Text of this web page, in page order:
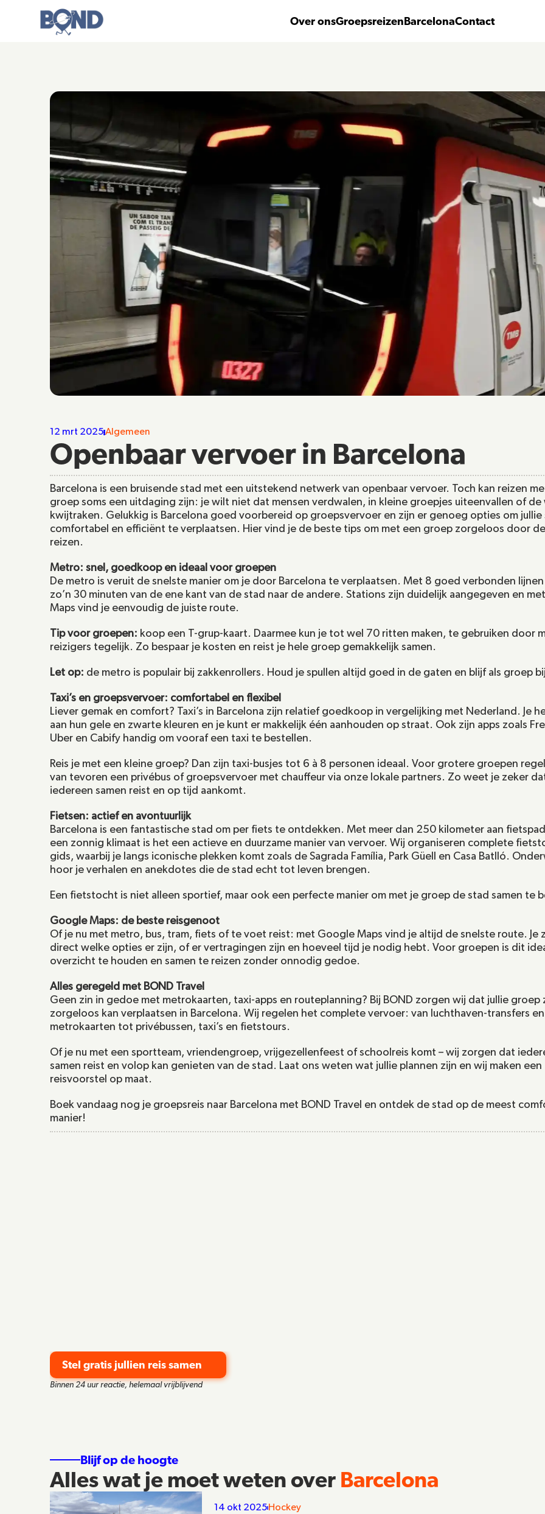
12 mrt 2025Algemeen
Openbaar vervoer in Barcelona
Barcelona is een bruisende stad met een uitstekend netwerk van openbaar vervoer. Toch kan reizen
groep soms een uitdaging zijn: je wilt niet dat mensen verdwalen, in kleine groepjes uiteenvallen of de
kwijtraken. Gelukkig is Barcelona goed voorbereid op groepsvervoer en zijn er genoeg opties om jullie
comfortabel en efficiënt te verplaatsen. Hier vind je de beste tips om met een groep zorgeloos door
reizen.
Metro: snel, goedkoop en ideaal voor groepen
De metro is veruit de snelste manier om je door Barcelona te verplaatsen. Met 8 goed verbonden lijnen
zo’n 30 minuten van de ene kant van de stad naar de andere. Stations zijn duidelijk aangegeven en
Maps vind je eenvoudig de juiste route.
Tip voor groepen: koop een T-grup-kaart. Daarmee kun je tot wel 70 ritten maken, te gebruiken door
reizigers tegelijk. Zo bespaar je kosten en reist je hele groep gemakkelijk samen.
Let op: de metro is populair bij zakkenrollers. Houd je spullen altijd goed in de gaten en blijf als groep
Taxi’s en groepsvervoer: comfortabel en flexibel
Liever gemak en comfort? Taxi’s in Barcelona zijn relatief goedkoop in vergelijking met Nederland. Je
aan hun gele en zwarte kleuren en je kunt er makkelijk één aanhouden op straat. Ook zijn apps zoals
Uber en Cabify handig om vooraf een taxi te bestellen.
Reis je met een kleine groep? Dan zijn taxi-busjes tot 6 à 8 personen ideaal. Voor grotere groepen
van tevoren een privébus of groepsvervoer met chauffeur via onze lokale partners. Zo weet je zeker
iedereen samen reist en op tijd aankomt.
Fietsen: actief en avontuurlijk
Barcelona is een fantastische stad om per fiets te ontdekken. Met meer dan 250 kilometer aan
een zonnig klimaat is het een actieve en duurzame manier van vervoer. Wij organiseren complete
gids, waarbij je langs iconische plekken komt zoals de Sagrada Família, Park Güell en Casa Batlló.
hoor je verhalen en anekdotes die de stad echt tot leven brengen.
Een fietstocht is niet alleen sportief, maar ook een perfecte manier om met je groep de stad samen te
Google Maps: de beste reisgenoot
Of je nu met metro, bus, tram, fiets of te voet reist: met Google Maps vind je altijd de snelste route. Je
direct welke opties er zijn, of er vertragingen zijn en hoeveel tijd je nodig hebt. Voor groepen is dit
overzicht te houden en samen te reizen zonder onnodig gedoe.
Alles geregeld met BOND Travel
Geen zin in gedoe met metrokaarten, taxi-apps en routeplanning? Bij BOND zorgen wij dat jullie groep
zorgeloos kan verplaatsen in Barcelona. Wij regelen het complete vervoer: van luchthaven-transfers en
metrokaarten tot privébussen, taxi’s en fietstours.
Of je nu met een sportteam, vriendengroep, vrijgezellenfeest of schoolreis komt – wij zorgen dat
samen reist en volop kan genieten van de stad. Laat ons weten wat jullie plannen zijn en wij maken een
reisvoorstel op maat.
Boek vandaag nog je groepsreis naar Barcelona met BOND Travel en ontdek de stad op de meest
manier!
Stel gratis jullien reis samen
Binnen 24 uur reactie, helemaal vrijblijvend
Blijf op de hoogte
Alles wat je moet weten over Barcelona
14 okt 2025 Hockey
Over onsGroepsreizenBarcelonaContact